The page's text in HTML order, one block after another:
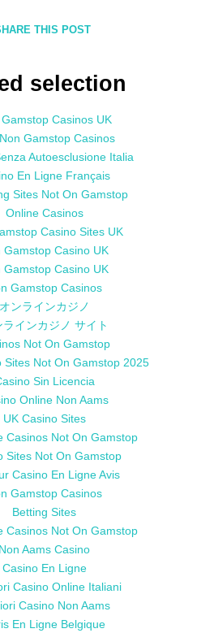
THIS POST
selection
Casinos UK
Gamstop Casinos
Autoesclusione Italia
En Ligne Français
Sites Not On Gamstop
Online Casinos
Casino Sites UK
Gamstop Casino UK
Gamstop Casino UK
Gamstop Casinos
オンラインカジノ
ラインカジノ サイト
Not On Gamstop
Sites Not On Gamstop 2025
Sin Licencia
Online Non Aams
UK Casino Sites
Casinos Not On Gamstop
Sites Not On Gamstop
Casino En Ligne Avis
Gamstop Casinos
Betting Sites
Casinos Not On Gamstop
Non Aams Casino
Casino En Ligne
Casino Online Italiani
Casino Non Aams
En Ligne Belgique